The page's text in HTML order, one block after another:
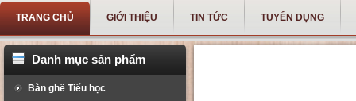
TRANG CHỦ GIỚI THIỆU TIN TỨC TUYỂN DỤNG
Danh mục sản phẩm
Bàn ghế Tiểu học